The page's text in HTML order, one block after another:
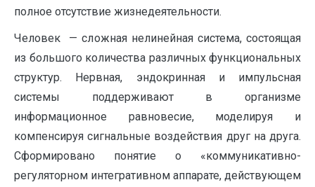
полное отсутствие жизнедеятельности.
Человек — сложная нелинейная система, состоящая
из большого количества различных функциональных
структур. Нервная, эндокринная и импульсная
системы поддерживают в организме
информационное равновесие, моделируя и
компенсируя сигнальные воздействия друг на друга.
Сформировано понятие о «коммуникативно-
регуляторном интегративном аппарате, действующем